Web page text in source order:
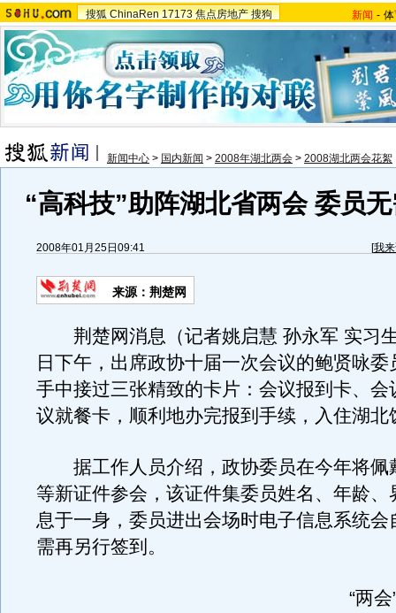
搜狐 ChinaRen 17173 焦点房地产 搜狗 新闻 -
新闻中心 > 国内新闻 > 2008年湖北两会 > 2008湖北两会花絮
“高科技”助阵湖北省两会 委员
2008年01月25日09:41 [我
来源：荆楚网
荆楚网消息（记者姚启慧 孙永军 实习
日下午，出席政协十届一次会议的鲍贤咏委
手中接过三张精致的卡片：会议报到卡、会
议就餐卡，顺利地办完报到手续，入住湖北
据工作人员介绍，政协委员在今年将佩
等新证件参会，该证件集委员姓名、年龄、
息于一身，委员进出会场时电子信息系统会
需再另行签到。
“两